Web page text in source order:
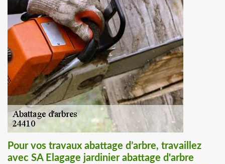
Pour vos travaux abattage d’arbre, travaillez
avec SA Elagage jardinier abattage d'arbre